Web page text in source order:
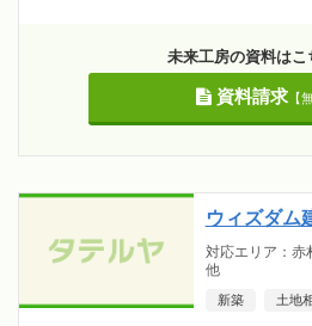
未来工房の資料はこ
資料請求【
ウィズダム
対応エリア：赤
他
新築 土地